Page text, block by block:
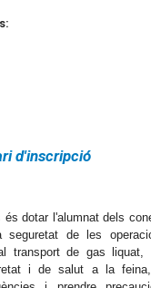
d'inscripció
és dotar l'alumnat dels
de les
transport de gas liquat,
i de salut a la